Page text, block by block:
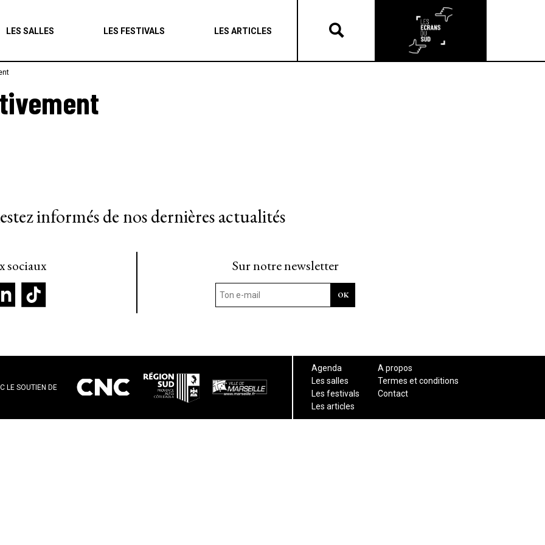
LES SALLES LES FESTIVALS LES ARTICLES
informés de nos dernières actualités
sociaux Sur notre newsletter
LE SOUTIEN DE
Agenda
Les salles
Les festivals
Les articles
A propos
Termes et conditions
Contact